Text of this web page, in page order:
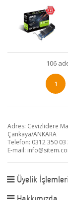
106
1
Adres: Cevizlidere
Çankaya/ANKARA
Telefon: 0312 350 03
E-mail:
Üyelik İşlemleri